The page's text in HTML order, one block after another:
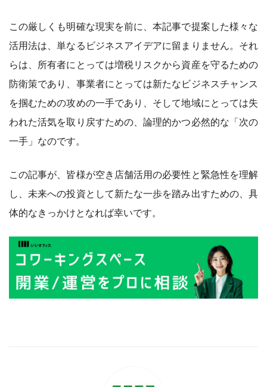
この厳しくも明確な現実を前に、本記事で提案した様々な
活用法は、単なるビジネスアイデアに留まりません。それ
らは、所有者にとっては増税リスクから資産を守るための
防衛策であり、事業者にとっては新たなビジネスチャンス
を掴むための攻めの一手であり、そして地域にとっては失
われた活気を取り戻すための、論理的かつ必然的な「次の
一手」なのです。
この記事が、皆様が空き店舗活用の必要性と緊急性を理解
し、未来への投資として新たな一歩を踏み出すための、具
体的なきっかけとなれば幸いです。